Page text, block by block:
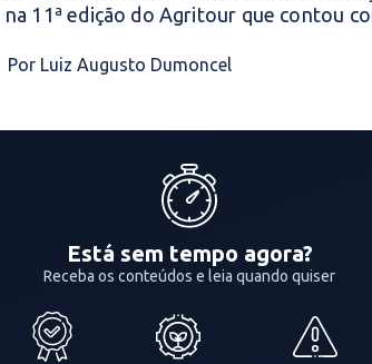
na 11ª edição do Agritour que contou
Por Luiz Augusto Dumoncel
Está sem tempo agora?
Receba os conteúdos e leia quando quiser